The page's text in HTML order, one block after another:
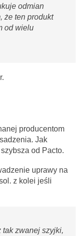
odmian
że ten produkt
od wielu
producentom
Jak
od Pacto.
uprawy na
z kolei jeśli
tak zwanej szyjki,